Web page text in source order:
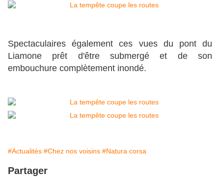
Spectaculaires également ces vues du pont du
Liamone prêt d'être submergé et de son
embouchure complètement inondé.
#Actualités #Chez nos voisins #Natura corsa
Partager